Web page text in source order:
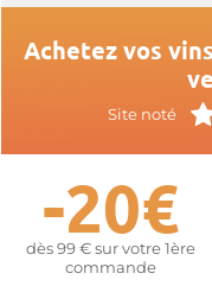
Achetez vos
Site noté
-20€
dès 99 € sur votre 1ère
commande